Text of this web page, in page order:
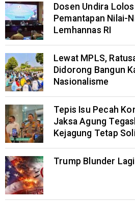
Dosen Undira
Pemantapan Nilai-
Lemhannas RI
Lewat MPLS,
Didorong Bangun
Nasionalisme
Tepis Isu Pecah
Jaksa Agung
Kejagung Tetap
Trump Blunder Lagi